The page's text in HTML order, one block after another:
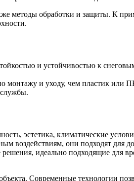
методы обработки и защиты. К
и устойчивостью к
монтажу и уходу, чем пластик или
эстетика, климатические
воздействиям, они подходят для
решения, идеально подходящие для
Современные технологии